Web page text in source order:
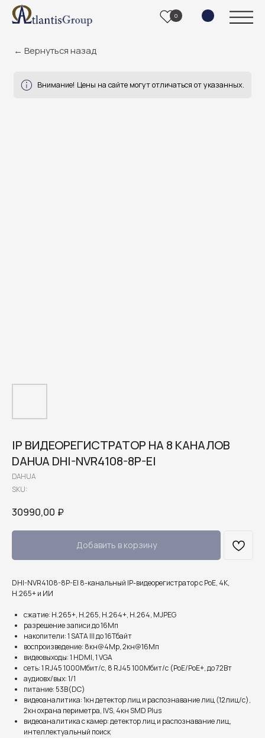
0
IP ВИДЕОРЕГИСТРАТОР НА 8 КАНАЛОВ
DAHUA DHI-NVR4108-8P-EI
DAHUA
SKU:
30990,00 ₽
Добавить в корзину
DHI-NVR4108-8P-EI 8-канальный IP-видеорегистратор c PoE, 4K,
H.265+ и ИИ
сжатие: H.265+, H.265, H.264+, H.264, MJPEG
разрешение записи до 16Мп
накопители: 1 SATA III до 16Тбайт
воспроизведение: 8кн@4Mp, 2кн@16Мп
видеовыходы: 1 HDMI, 1 VGA
cеть: 1 RJ45 1000Мбит/с, 8 RJ45 100Мбит/с (PoE/PoE+, до 72Вт
aудиовх/вых: 1/1
питание: 53В(DC)
видеоаналитика: 1кн детектор лиц и распознавание лиц (12лиц/с),
2кн охрана периметра, IVS, 4кн SMD Plus
видеоаналитика с камер: детектор лиц и распознавание лиц,
интеллектуальный поиск